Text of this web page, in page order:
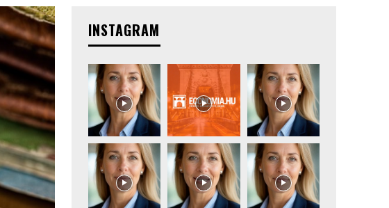
INSTAGRAM